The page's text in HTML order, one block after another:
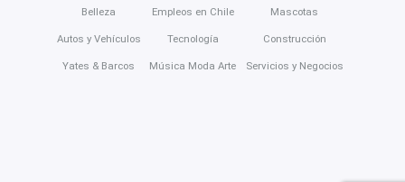
Belleza
Autos y Vehículos
Yates & Barcos
Empleos en Chile
Tecnología
Música Moda Arte
Mascotas
Construcción
Servicios y Negocios